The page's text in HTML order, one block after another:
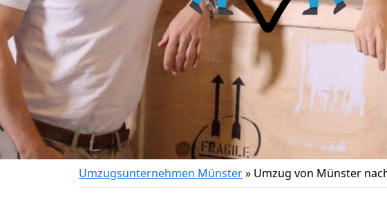
Umzugsunternehmen Münster» Umzug von Münster